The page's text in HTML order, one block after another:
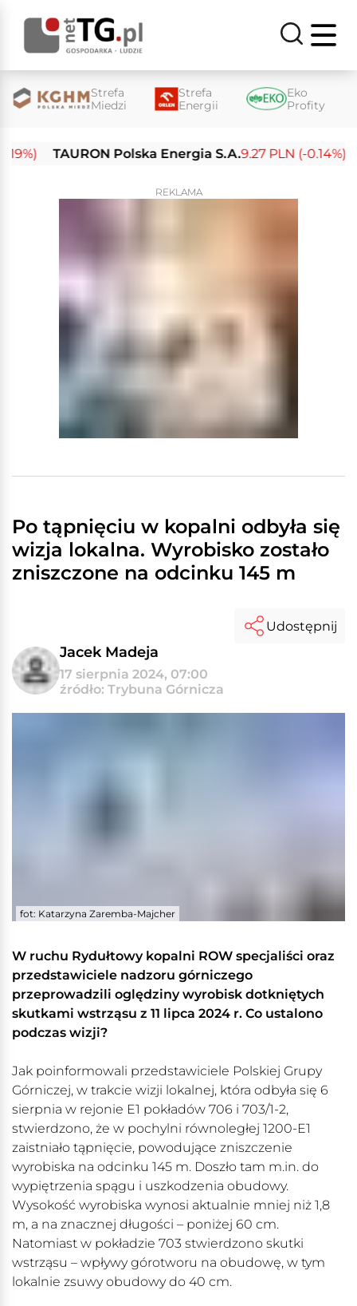
Strefa
Miedzi
Strefa
Energii
Eko
Profity
TAURON Polska Energia S.A. 9.27 PLN (-0.14%)
REKLAMA
Po tąpnięciu w kopalni odbyła się
wizja lokalna. Wyrobisko zostało
zniszczone na odcinku 145 m
Jacek Madeja
17 sierpnia 2024, 07:00
źródło: Trybuna Górnicza
Udostępnij
fot: Katarzyna Zaremba-Majcher
W ruchu Rydułtowy kopalni ROW specjaliści oraz
przedstawiciele nadzoru górniczego
przeprowadzili oględziny wyrobisk dotkniętych
skutkami wstrząsu z 11 lipca 2024 r. Co ustalono
podczas wizji?
Jak poinformowali przedstawiciele Polskiej Grupy
Górniczej, w trakcie wizji lokalnej, która odbyła się 6
sierpnia w rejonie E1 pokładów 706 i 703/1-2,
stwierdzono, że w pochylni równoległej 1200-E1
zaistniało tąpnięcie, powodujące zniszczenie
wyrobiska na odcinku 145 m. Doszło tam m.in. do
wypiętrzenia spągu i uszkodzenia obudowy.
Wysokość wyrobiska wynosi aktualnie mniej niż 1,8
m, a na znacznej długości – poniżej 60 cm.
Natomiast w pokładzie 703 stwierdzono skutki
wstrząsu – wpływy górotworu na obudowę, w tym
lokalnie zsuwy obudowy do 40 cm.